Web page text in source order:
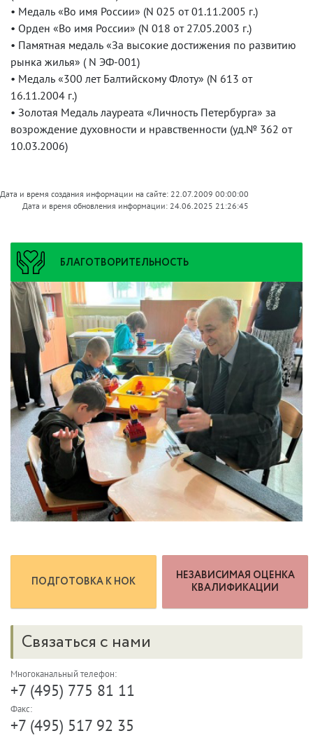
• Медаль «Во имя России» (N 025 от 01.11.2005 г.)
• Орден «Во имя России» (N 018 от 27.05.2003 г.)
• Памятная медаль «За высокие достижения по развитию
рынка жилья» ( N ЭФ-001)
• Медаль «300 лет Балтийскому Флоту» (N 613 от
16.11.2004 г.)
• Золотая Медаль лауреата «Личность Петербурга» за
возрождение духовности и нравственности (уд.№ 362 от
10.03.2006)
Дата и время создания информации на сайте: 22.07.2009 00:00:00
Дата и время обновления информации: 24.06.2025 21:26:45
БЛАГОТВОРИТЕЛЬНОСТЬ
ПОДГОТОВКА К НОК
НЕЗАВИСИМАЯ ОЦЕНКА
КВАЛИФИКАЦИИ
Связаться с нами
Многоканальный телефон:
+7 (495) 775 81 11
Факс:
+7 (495) 517 92 35